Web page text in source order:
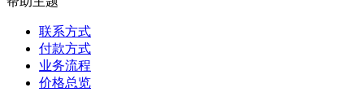
联系方式
付款方式
业务流程
价格总览